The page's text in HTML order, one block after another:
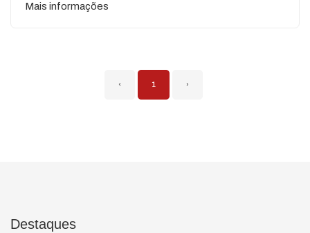
Mais informações
‹ 1 ›
Destaques